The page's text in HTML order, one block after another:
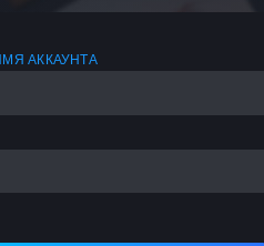
АККАУНТА